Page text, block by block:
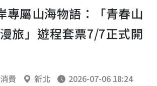
專屬山海物語：「青春山
旅」遊程套票7/7正式開
消費 新北
2026-07-06 18:24